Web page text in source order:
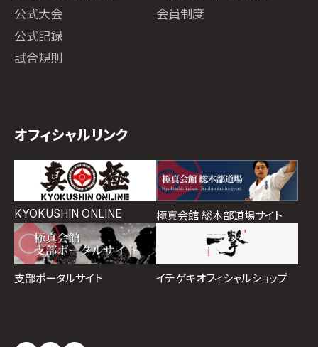
公式大会
公式記録
試合規則
会員制度
オフィシャルリンク
KYOKUSHIN ONLINE 極真会館 総本部道場サイト
支部ポータルサイト イチゲキオフィシャルショップ